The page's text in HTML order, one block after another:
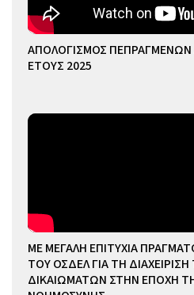
ΑΠΟΛΟΓΙΣΜΟΣ
ΕΤΟΥΣ 2025
ΜΕ ΜΕΓΑΛΗ ΕΠΙΤΥΧΙΑ
ΤΟΥ ΟΣΔΕΛ ΓΙΑ ΤΗ
ΔΙΚΑΙΩΜΑΤΩΝ ΣΤΗΝ ΕΠΟΧΗ